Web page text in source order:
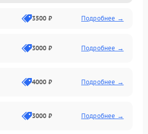
3500 ₽ Подробнее →
3000 ₽ Подробнее →
4000 ₽ Подробнее →
3000 ₽ Подробнее →